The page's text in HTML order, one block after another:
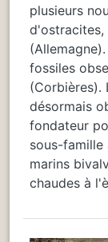
plusieurs
d'ostracites,
fossiles
(Corbières).
désormais
fondateur
sous-famille
marins
chaudes à